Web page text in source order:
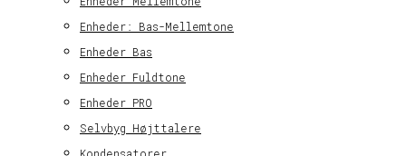
Enheder: Bas-Mellemtone
Enheder Bas
Enheder Fuldtone
Enheder PRO
Selvbyg Højttalere